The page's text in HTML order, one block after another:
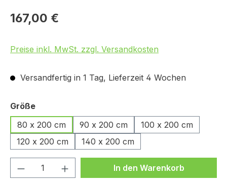
167,00 €
Preise inkl. MwSt. zzgl. Versandkosten
Versandfertig in 1 Tag, Lieferzeit 4 Wochen
Größeauswählen
80 x 200 cm
90 x 200 cm
100 x 200 cm
120 x 200 cm
140 x 200 cm
Produkt Anzahl: Gib denIn den Warenkorb